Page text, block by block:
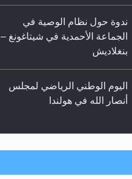
ندوة حول نظام الوصية في
الجماعة الأحمدية في شيتاغونغ –
بنغلاديش
اليوم الوطني الرياضي لمجلس
أنصار الله في هولندا
إتمام حفظ القرآن الكريم لثلاثة